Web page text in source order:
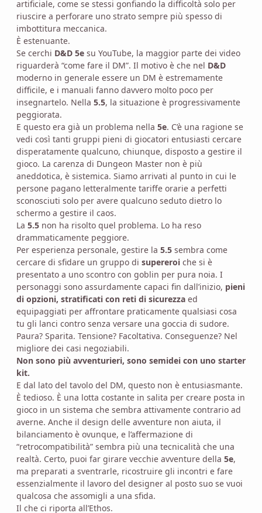
artificiale, come se stessi gonfiando la difficoltà solo per
riuscire a perforare uno strato sempre più spesso di
imbottitura meccanica.
È estenuante.
Se cerchi D&D 5e su YouTube, la maggior parte dei video
riguarderà “come fare il DM”. Il motivo è che nel D&D
moderno in generale essere un DM è estremamente
difficile, e i manuali fanno davvero molto poco per
insegnartelo. Nella 5.5, la situazione è progressivamente
peggiorata.
E questo era già un problema nella 5e. C’è una ragione se
vedi così tanti gruppi pieni di giocatori entusiasti cercare
disperatamente qualcuno, chiunque, disposto a gestire il
gioco. La carenza di Dungeon Master non è più
aneddotica, è sistemica. Siamo arrivati al punto in cui le
persone pagano letteralmente tariffe orarie a perfetti
sconosciuti solo per avere qualcuno seduto dietro lo
schermo a gestire il caos.
La 5.5 non ha risolto quel problema. Lo ha reso
drammaticamente peggiore.
Per esperienza personale, gestire la 5.5 sembra come
cercare di sfidare un gruppo di supereroi che si è
presentato a uno scontro con goblin per pura noia. I
personaggi sono assurdamente capaci fin dall’inizio, pieni
di opzioni, stratificati con reti di sicurezza ed
equipaggiati per affrontare praticamente qualsiasi cosa
tu gli lanci contro senza versare una goccia di sudore.
Paura? Sparita. Tensione? Facoltativa. Conseguenze? Nel
migliore dei casi negoziabili.
Non sono più avventurieri, sono semidei con uno starter
kit.
E dal lato del tavolo del DM, questo non è entusiasmante.
È tedioso. È una lotta costante in salita per creare posta in
gioco in un sistema che sembra attivamente contrario ad
averne. Anche il design delle avventure non aiuta, il
bilanciamento è ovunque, e l’affermazione di
“retrocompatibilità” sembra più una tecnicalità che una
realtà. Certo, puoi far girare vecchie avventure della 5e,
ma preparati a sventrarle, ricostruire gli incontri e fare
essenzialmente il lavoro del designer al posto suo se vuoi
qualcosa che assomigli a una sfida.
Il che ci riporta all’Ethos.